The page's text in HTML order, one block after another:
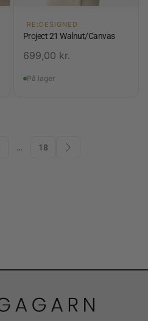
RE:DESIGNED
Project 21 Walnut/Canvas
699,00 kr.
På lager
… 18